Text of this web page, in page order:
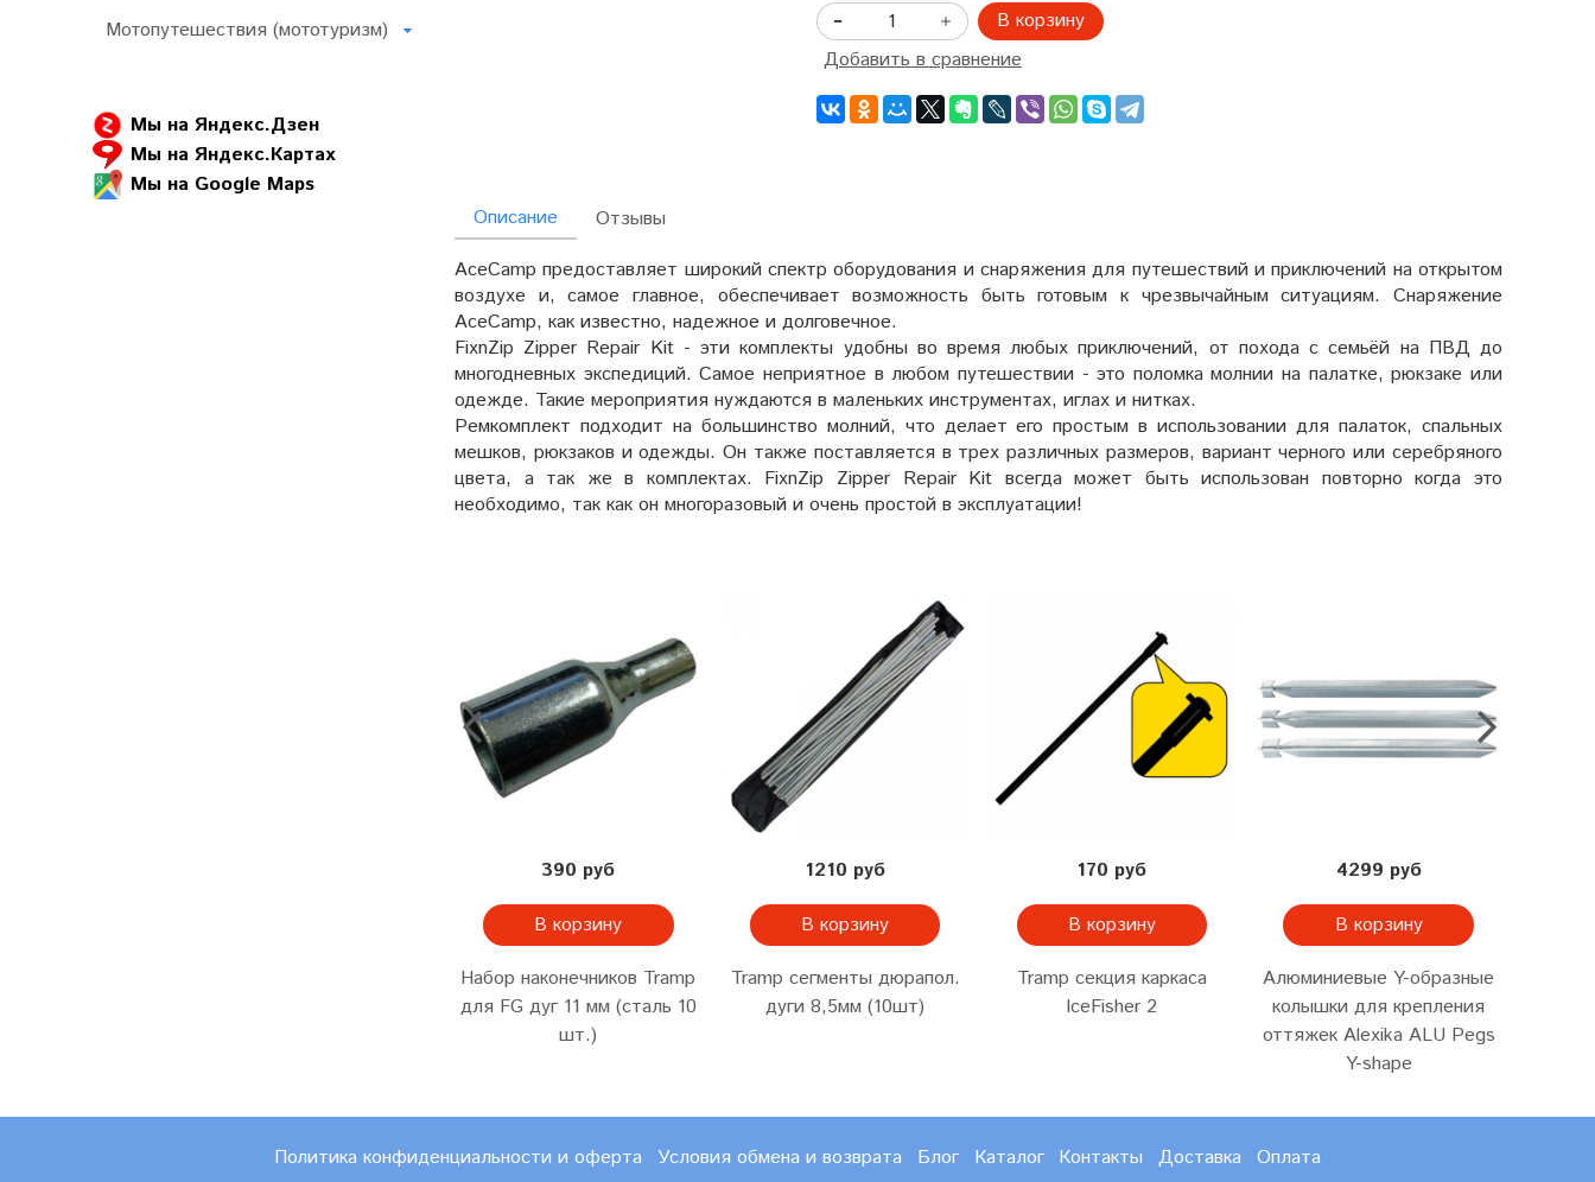
В корзину
Добавить в сравнение
Описание
AceCamp предоставляет широкий спектр оборудования и снаряжения для путешествий и приключений на открытом
воздухе и, самое главное, обеспечивает возможность быть готовым к чрезвычайным ситуациям. Снаряжение
AceCamp, как известно, надежное и долговечное.
FixnZip Zipper Repair Kit - эти комплекты удобны во время любых приключений, от похода с семьёй на ПВД до
многодневных экспедиций. Самое неприятное в любом путешествии - это поломка молнии на палатке, рюкзаке или
одежде. Такие мероприятия нуждаются в маленьких инструментах, иглах и нитках.
Ремкомплект подходит на большинство молний, что делает его простым в использовании для палаток, спальных
мешков, рюкзаков и одежды. Он также поставляется в трех различных размеров, вариант черного или серебряного
цвета, а так же в комплектах. FixnZip Zipper Repair Kit всегда может быть использован повторно когда это
необходимо, так как он многоразовый и очень простой в эксплуатации!
Отзывы
390 руб
В корзину
Набор наконечников Tramp
для FG дуг 11 мм (сталь 10
шт.)
1210 руб
В корзину
Tramp сегменты дюрапол.
дуги 8,5мм (10шт)
170 руб
В корзину
Tramp секция каркаса
IceFisher 2
4299 руб
В корзину
Алюминиевые Y-образные
колышки для крепления
оттяжек Alexika ALU Pegs
Y-shape
Мотопутешествия (мототуризм)
Мы на Яндекс.Дзен
Мы на Яндекс.Картах
Мы на Google Maps
Политика конфиденциальности и оферта Условия обмена и возврата Блог Каталог Контакты Доставка Оплата